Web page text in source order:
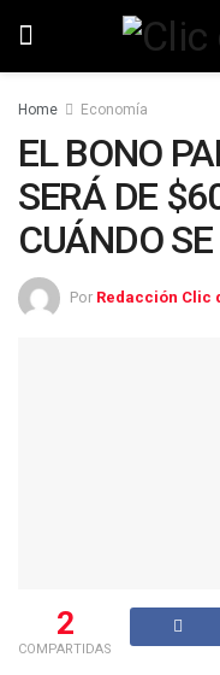
Home Economía
EL BONO
SERÁ DE
CUÁNDO
Por Redacción Clic
2
COMPARTIDAS